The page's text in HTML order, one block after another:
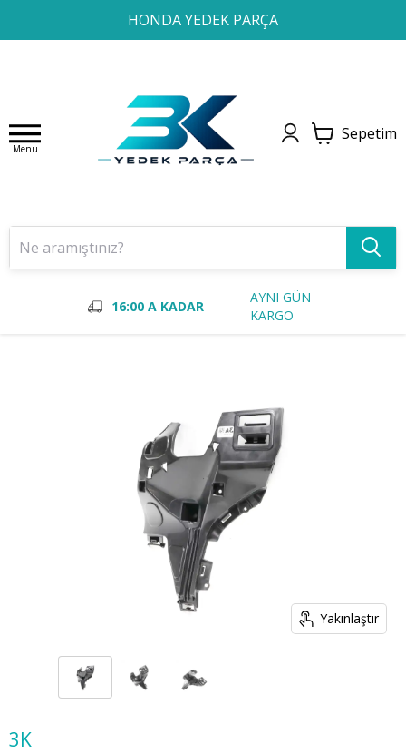
HONDA YEDEK PARÇA
1 2 3 4
Menu
Sepetim
16:00 A KADAR
AYNI GÜN
KARGO
Yakınlaştır
3K